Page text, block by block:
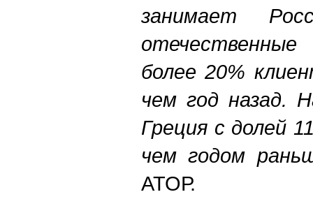
занимает
более 20%
чем год назад.
Греция с долей
чем годом
АТОР.